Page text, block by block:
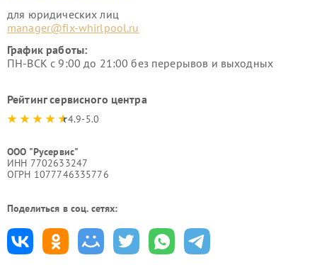
для юридических лиц
manager@fix-whirlpool.ru
График работы:
ПН-ВСК с 9:00 до 21:00 без перерывов и выходных
Рейтинг сервисного центра
4.9-5.0
ООО "Русервис"
ИНН 7702633247
ОГРН 1077746335776
Поделиться в соц. сетях: